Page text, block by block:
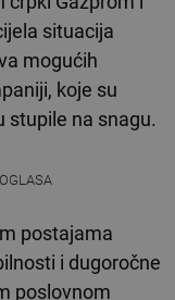
situacija
mogućih
koje su
stupile na snagu.
postajama
i dugoročne
poslovnom